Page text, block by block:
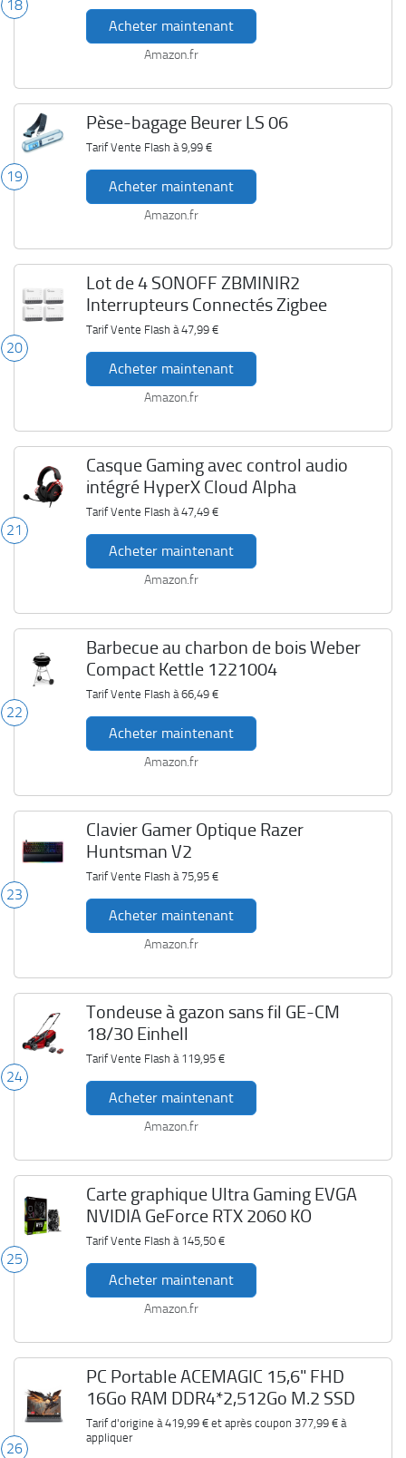
18
Acheter maintenant
Amazon.fr
19
Pèse-bagage Beurer LS 06
Tarif Vente Flash à9,99 €
Acheter maintenant
Amazon.fr
20
Lot de 4 SONOFF ZBMINIR2
Interrupteurs Connectés Zigbee
Tarif Vente Flash à47,99 €
Acheter maintenant
Amazon.fr
21
Casque Gaming avec control audio
intégré HyperX Cloud Alpha
Tarif Vente Flash à47,49 €
Acheter maintenant
Amazon.fr
22
Barbecue au charbon de bois Weber
Compact Kettle 1221004
Tarif Vente Flash à66,49 €
Acheter maintenant
Amazon.fr
23
Clavier Gamer Optique Razer
Huntsman V2
Tarif Vente Flash à 75,95 €
Acheter maintenant
Amazon.fr
24
Tondeuse à gazon sans fil GE-CM
18/30 Einhell
Tarif Vente Flash à 119,95 €
Acheter maintenant
Amazon.fr
25
Carte graphique Ultra Gaming EVGA
NVIDIA GeForce RTX 2060 KO
Tarif Vente Flash à 145,50 €
Acheter maintenant
Amazon.fr
26
PC Portable ACEMAGIC 15,6" FHD
16Go RAM DDR4*2,512Go M.2 SSD
Tarif d'origine à419,99 €et après coupon 377,99 €à
appliquer